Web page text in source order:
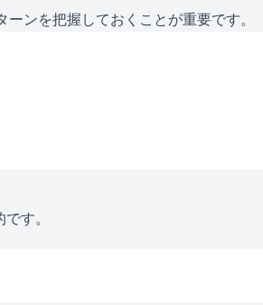
ンを把握しておくことが重要です。
す。